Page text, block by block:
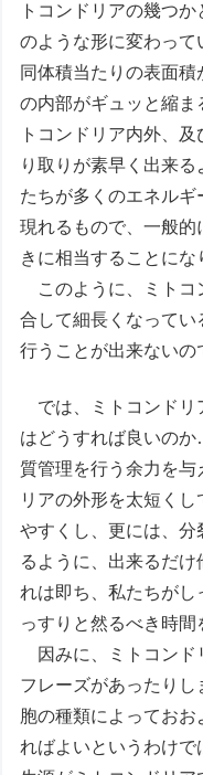
トコンドリアの幾つ
のような形に変わって
同体積当たりの表面
の内部がギュッと縮ま
トコンドリア内外、
り取りが素早く出来
たちが多くのエネル
現れるもので、一般的
きに相当することにな
このように、ミトコ
合して細長くなって
行うことが出来ないの
では、ミトコンドリ
はどうすれば良いの
質管理を行う余力を
リアの外形を太短く
やすくし、更には、分
るように、出来るだ
れは即ち、私たちが
っすりと然るべき時間
因みに、ミトコンド
フレーズがあったり
胞の種類によってお
ればよいというわけ